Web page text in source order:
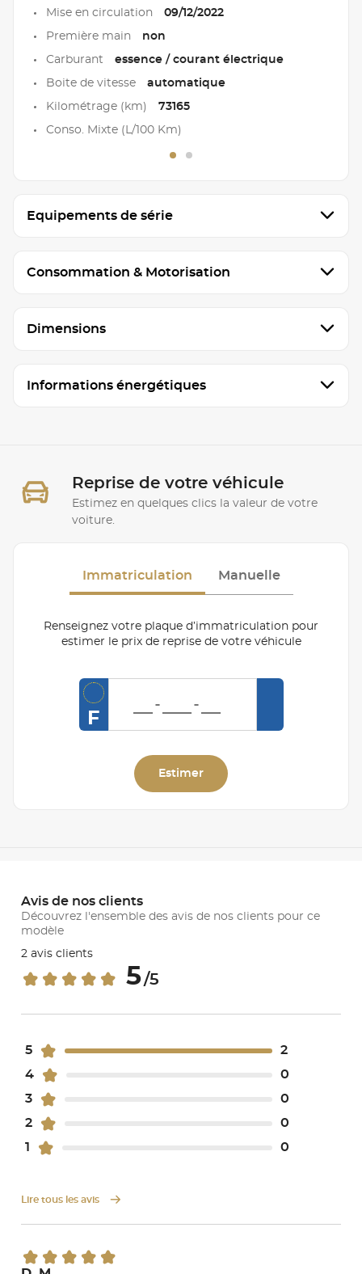
Mise en circulation 09/12/2022
Première main non
Carburant essence / courant électrique
Boite de vitesse automatique
Kilométrage (km) 73165
Conso. Mixte (L/100 Km)
Equipements de série
Consommation & Motorisation
Dimensions
Informations énergétiques
Reprise de votre véhicule
Estimez en quelques clics la valeur de votre
voiture.
Immatriculation Manuelle
Renseignez votre plaque d’immatriculation pour
estimer le prix de reprise de votre véhicule
F
Estimer
Avis de nos clients
Découvrez l'ensemble des avis de nos clients pour ce
modèle
2 avis clients
5/5
5
2
4
0
3
0
2
0
1
0
Lire tous les avis